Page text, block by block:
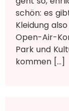
schön: es
Kleidung
Open-Air-
Park und
kommen […]